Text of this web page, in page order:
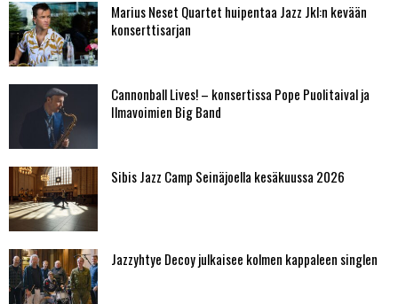
Marius Neset Quartet huipentaa Jazz Jkl:n kevään
konserttisarjan
Cannonball Lives! – konsertissa Pope Puolitaival ja
Ilmavoimien Big Band
Sibis Jazz Camp Seinäjoella kesäkuussa 2026
Jazzyhtye Decoy julkaisee kolmen kappaleen singlen